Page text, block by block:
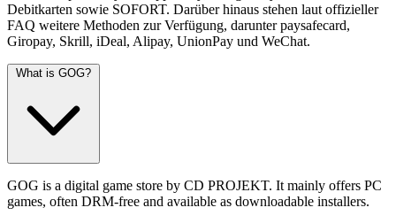
Debitkarten sowie SOFORT. Darüber hinaus stehen laut offizieller
FAQ weitere Methoden zur Verfügung, darunter paysafecard,
Giropay, Skrill, iDeal, Alipay, UnionPay und WeChat.
What is GOG?
GOG is a digital game store by CD PROJEKT. It mainly offers PC
games, often DRM-free and available as downloadable installers.